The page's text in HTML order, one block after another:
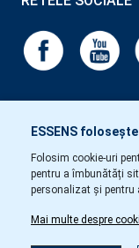
ESSENS
Folosim cookie-uri
pentru a îmbunătăți
personalizat și pentru
Mai multe despre